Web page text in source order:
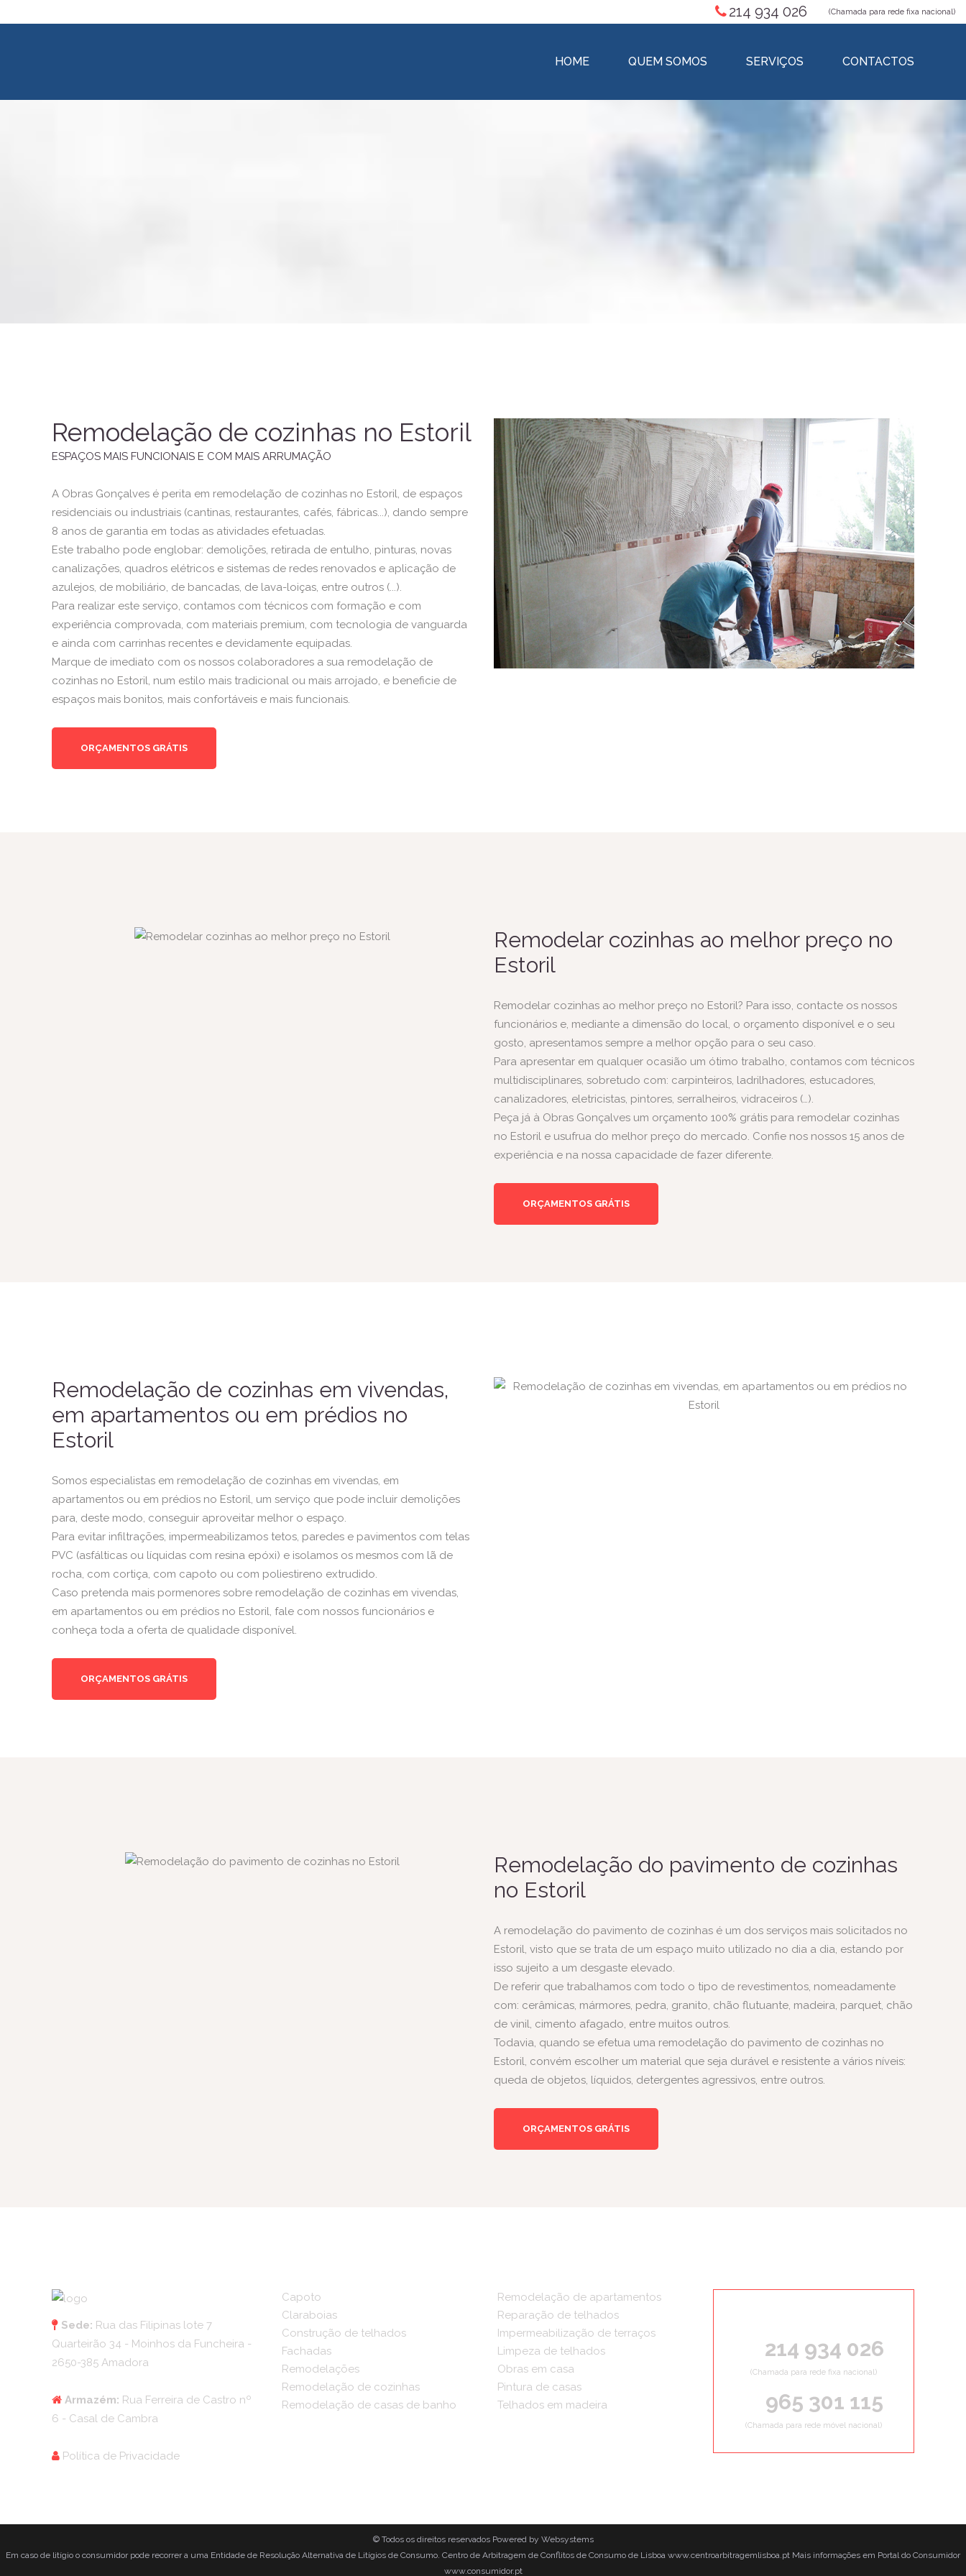
214 934 026 (Chamada para rede fixa nacional)
HOME QUEM SOMOS SERVIÇOS CONTACTOS
Remodelação de cozinhas no Estoril
ESPAÇOS MAIS FUNCIONAIS E COM MAIS ARRUMAÇÃO
A Obras Gonçalves é perita em remodelação de cozinhas no Estoril, de espaços
residenciais ou industriais (cantinas, restaurantes, cafés, fábricas...), dando sempre
8 anos de garantia em todas as atividades efetuadas.
Este trabalho pode englobar: demolições, retirada de entulho, pinturas, novas
canalizações, quadros elétricos e sistemas de redes renovados e aplicação de
azulejos, de mobiliário, de bancadas, de lava-loiças, entre outros (...).
Para realizar este serviço, contamos com técnicos com formação e com
experiência comprovada, com materiais premium, com tecnologia de vanguarda
e ainda com carrinhas recentes e devidamente equipadas.
Marque de imediato com os nossos colaboradores a sua remodelação de
cozinhas no Estoril, num estilo mais tradicional ou mais arrojado, e beneficie de
espaços mais bonitos, mais confortáveis e mais funcionais.
ORÇAMENTOS GRÁTIS
Remodelar cozinhas ao melhor preço no
Estoril
Remodelar cozinhas ao melhor preço no Estoril? Para isso, contacte os nossos
funcionários e, mediante a dimensão do local, o orçamento disponível e o seu
gosto, apresentamos sempre a melhor opção para o seu caso.
Para apresentar em qualquer ocasião um ótimo trabalho, contamos com técnicos
multidisciplinares, sobretudo com: carpinteiros, ladrilhadores, estucadores,
canalizadores, eletricistas, pintores, serralheiros, vidraceiros (…).
Peça já à Obras Gonçalves um orçamento 100% grátis para remodelar cozinhas
no Estoril e usufrua do melhor preço do mercado. Confie nos nossos 15 anos de
experiência e na nossa capacidade de fazer diferente.
ORÇAMENTOS GRÁTIS
Remodelação de cozinhas em vivendas,
em apartamentos ou em prédios no
Estoril
Somos especialistas em remodelação de cozinhas em vivendas, em
apartamentos ou em prédios no Estoril, um serviço que pode incluir demolições
para, deste modo, conseguir aproveitar melhor o espaço.
Para evitar infiltrações, impermeabilizamos tetos, paredes e pavimentos com telas
PVC (asfálticas ou líquidas com resina epóxi) e isolamos os mesmos com lã de
rocha, com cortiça, com capoto ou com poliestireno extrudido.
Caso pretenda mais pormenores sobre remodelação de cozinhas em vivendas,
em apartamentos ou em prédios no Estoril, fale com nossos funcionários e
conheça toda a oferta de qualidade disponível.
ORÇAMENTOS GRÁTIS
Remodelação do pavimento de cozinhas
no Estoril
A remodelação do pavimento de cozinhas é um dos serviços mais solicitados no
Estoril, visto que se trata de um espaço muito utilizado no dia a dia, estando por
isso sujeito a um desgaste elevado.
De referir que trabalhamos com todo o tipo de revestimentos, nomeadamente
com: cerâmicas, mármores, pedra, granito, chão flutuante, madeira, parquet, chão
de vinil, cimento afagado, entre muitos outros.
Todavia, quando se efetua uma remodelação do pavimento de cozinhas no
Estoril, convém escolher um material que seja durável e resistente a vários níveis:
queda de objetos, líquidos, detergentes agressivos, entre outros.
ORÇAMENTOS GRÁTIS
Sede: Rua das Filipinas lote 7
Quarteirão 34 - Moinhos da Funcheira -
2650-385 Amadora
Armazém: Rua Ferreira de Castro nº
6 - Casal de Cambra
Política de Privacidade
Capoto
Claraboias
Construção de telhados
Fachadas
Remodelações
Remodelação de cozinhas
Remodelação de casas de banho
Remodelação de apartamentos
Reparação de telhados
Impermeabilização de terraços
Limpeza de telhados
Obras em casa
Pintura de casas
Telhados em madeira
214 934 026
(Chamada para rede fixa nacional)
965 301 115
(Chamada para rede móvel nacional)
© Todos os direitos reservadosPowered by Websystems
Em caso de litígio o consumidor pode recorrer a uma Entidade de Resolução Alternativa de Litígios de Consumo. Centro de Arbitragem de Conflitos de Consumo de Lisboa www.centroarbitragemlisboa.pt Mais informações em Portal do Consumidor
www.consumidor.pt